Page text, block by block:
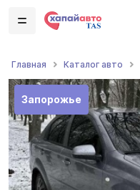
Главная Каталог авто
Запорожье